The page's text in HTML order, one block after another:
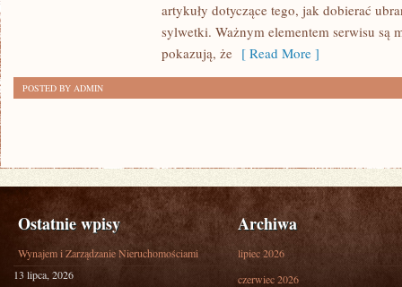
artykuły dotyczące tego, jak dobierać
sylwetki. Ważnym elementem serwisu są
pokazują, że [ Read More ]
POSTED BY ADMIN
Ostatnie wpisy
Wynajem i Zarządzanie Nieruchomościami
13 lipca, 2026
Archiwa
lipiec 2026
czerwiec 2026